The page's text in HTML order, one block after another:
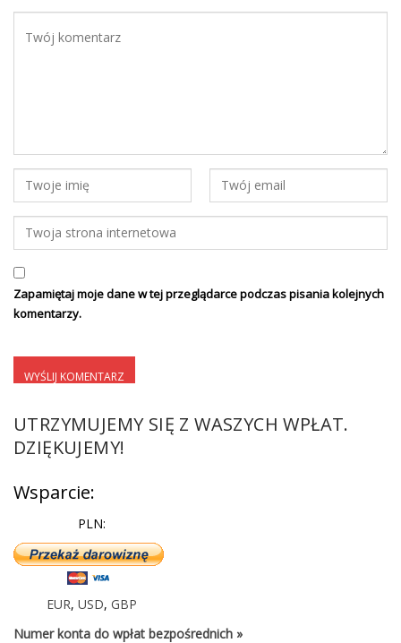
Zapamiętaj moje dane w tej przeglądarce podczas pisania kolejnych
komentarzy.
UTRZYMUJEMY SIĘ Z WASZYCH WPŁAT.
DZIĘKUJEMY!
Wsparcie:
PLN:
EUR, USD, GBP
Numer konta do wpłat bezpośrednich »